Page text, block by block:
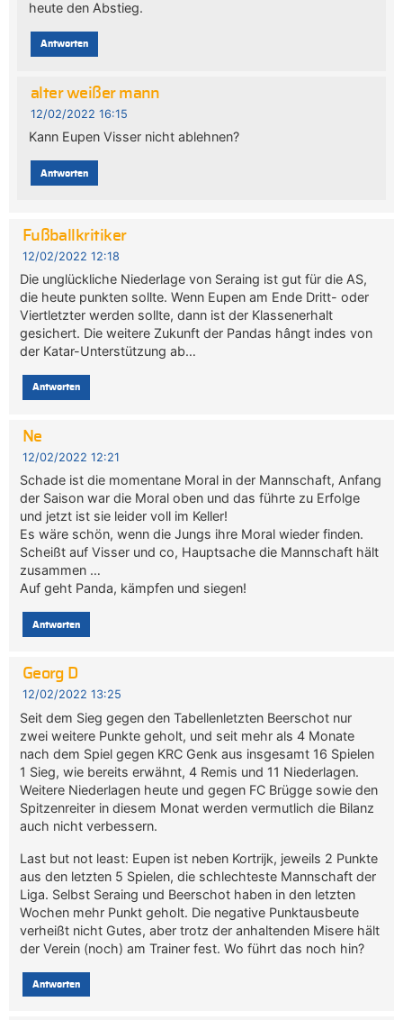
heute den Abstieg.
Antworten
alter weißer mann
12/02/2022 16:15
Kann Eupen Visser nicht ablehnen?
Antworten
Fußballkritiker
12/02/2022 12:18
Die unglückliche Niederlage von Seraing ist gut für die AS,
die heute punkten sollte. Wenn Eupen am Ende Dritt- oder
Viertletzter werden sollte, dann ist der Klassenerhalt
gesichert. Die weitere Zukunft der Pandas hângt indes von
der Katar-Unterstützung ab…
Antworten
Ne
12/02/2022 12:21
Schade ist die momentane Moral in der Mannschaft, Anfang
der Saison war die Moral oben und das führte zu Erfolge
und jetzt ist sie leider voll im Keller!
Es wäre schön, wenn die Jungs ihre Moral wieder finden.
Scheißt auf Visser und co, Hauptsache die Mannschaft hält
zusammen …
Auf geht Panda, kämpfen und siegen!
Antworten
Georg D
12/02/2022 13:25
Seit dem Sieg gegen den Tabellenletzten Beerschot nur
zwei weitere Punkte geholt, und seit mehr als 4 Monate
nach dem Spiel gegen KRC Genk aus insgesamt 16 Spielen
1 Sieg, wie bereits erwähnt, 4 Remis und 11 Niederlagen.
Weitere Niederlagen heute und gegen FC Brügge sowie den
Spitzenreiter in diesem Monat werden vermutlich die Bilanz
auch nicht verbessern.
Last but not least: Eupen ist neben Kortrijk, jeweils 2 Punkte
aus den letzten 5 Spielen, die schlechteste Mannschaft der
Liga. Selbst Seraing und Beerschot haben in den letzten
Wochen mehr Punkt geholt. Die negative Punktausbeute
verheißt nicht Gutes, aber trotz der anhaltenden Misere hält
der Verein (noch) am Trainer fest. Wo führt das noch hin?
Antworten